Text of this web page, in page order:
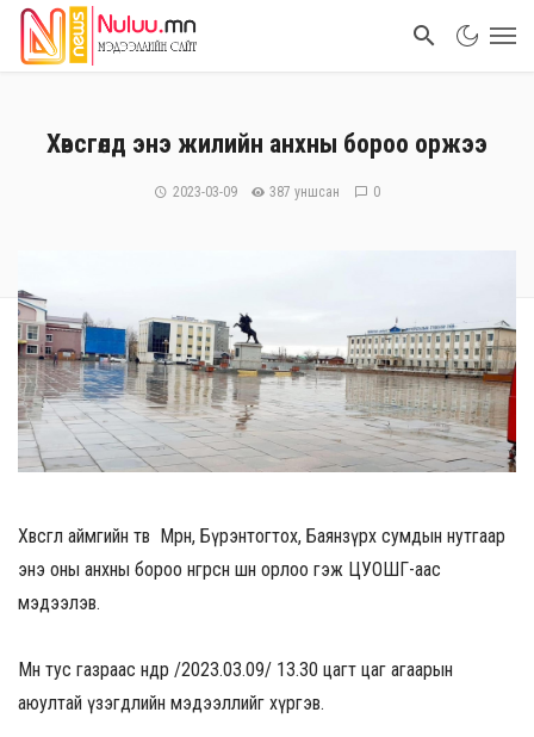
Хөвсгөлд энэ жилийн анхны бороо оржээ
2023-03-09 387 уншсан 0
Хөвсгөл аймгийн төв Мөрөн, Бүрэнтогтох, Баянзүрх сумдын нутгаар
энэ оны анхны бороо өнгөрсөн шөнө орлоо гэж ЦУОШГ-аас
мэдээлэв.
Мөн тус газраас өнөөдөр /2023.03.09/ 13.30 цагт цаг агаарын
аюултай үзэгдлийн мэдээллийг хүргэв.